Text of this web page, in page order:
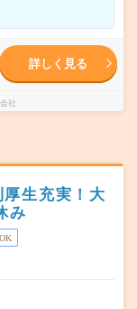
詳しく見る
社
生充実！大
み